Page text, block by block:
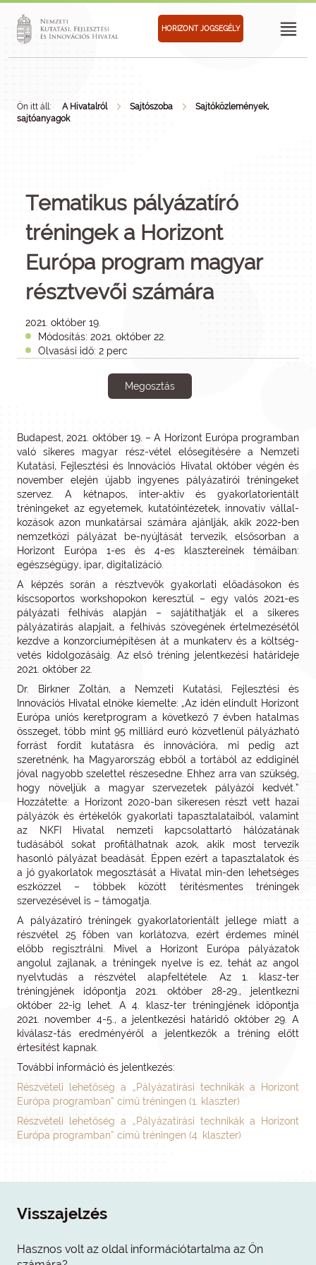
HORIZONT JOGSEGÉLY
Ön itt áll: A Hivatalról Sajtószoba
Sajtóközlemények,
sajtóanyagok
Tematikus pályázatíró
tréningek a Horizont
Európa program magyar
résztvevői számára
2021. október 19.
Módosítás: 2021. október 22.
Olvasási idő: 2 perc
Megosztás
Budapest, 2021. október 19. – A Horizont Európa programban
való sikeres magyar rész-vétel elősegítésére a Nemzeti
Kutatási, Fejlesztési és Innovációs Hivatal október végén és
november elején újabb ingyenes pályázatírói tréningeket
szervez. A kétnapos, inter-aktív és gyakorlatorientált
tréningeket az egyetemek, kutatóintézetek, innovatív vállal-
kozások azon munkatársai számára ajánlják, akik 2022-ben
nemzetközi pályázat be-nyújtását tervezik, elsősorban a
Horizont Európa 1-es és 4-es klasztereinek témáiban:
egészségügy, ipar, digitalizáció.
A képzés során a résztvevők gyakorlati előadásokon és
kiscsoportos workshopokon keresztül – egy valós 2021-es
pályázati felhívás alapján – sajátíthatják el a sikeres
pályázatírás alapjait, a felhívás szövegének értelmezésétől
kezdve a konzorciumépítésen át a munkaterv és a költség-
vetés kidolgozásáig. Az első tréning jelentkezési határideje
2021. október 22.
Dr. Birkner Zoltán, a Nemzeti Kutatási, Fejlesztési és
Innovációs Hivatal elnöke kiemelte: „Az idén elindult Horizont
Európa uniós keretprogram a következő 7 évben hatalmas
összeget, több mint 95 milliárd euró közvetlenül pályázható
forrást fordít kutatásra és innovációra, mi pedig azt
szeretnénk, ha Magyarország ebből a tortából az eddiginél
jóval nagyobb szelettel részesedne. Ehhez arra van szükség,
hogy növeljük a magyar szervezetek pályázói kedvét.”
Hozzátette: a Horizont 2020-ban sikeresen részt vett hazai
pályázók és értékelők gyakorlati tapasztalataiból, valamint
az NKFI Hivatal nemzeti kapcsolattartó hálózatának
tudásából sokat profitálhatnak azok, akik most tervezik
hasonló pályázat beadását. Éppen ezért a tapasztalatok és
a jó gyakorlatok megosztását a Hivatal min-den lehetséges
eszközzel – többek között térítésmentes tréningek
szervezésével is – támogatja.
A pályázatíró tréningek gyakorlatorientált jellege miatt a
részvétel 25 főben van korlátozva, ezért érdemes minél
előbb regisztrálni. Mivel a Horizont Európa pályázatok
angolul zajlanak, a tréningek nyelve is ez, tehát az angol
nyelvtudás a részvétel alapfeltétele. Az 1. klasz-ter
tréningjének időpontja 2021. október 28-29., jelentkezni
október 22-ig lehet. A 4. klasz-ter tréningjének időpontja
2021. november 4-5., a jelentkezési határidő október 29. A
kiválasz-tás eredményéről a jelentkezők a tréning előtt
értesítést kapnak.
További információ és jelentkezés:
Részvételi lehetőség a „Pályázatírási technikák a Horizont
Európa programban” című tréningen (1. klaszter)
Részvételi lehetőség a „Pályázatírási technikák a Horizont
Európa programban” című tréningen (4. klaszter)
Visszajelzés
Hasznos volt az oldal információtartalma az Ön